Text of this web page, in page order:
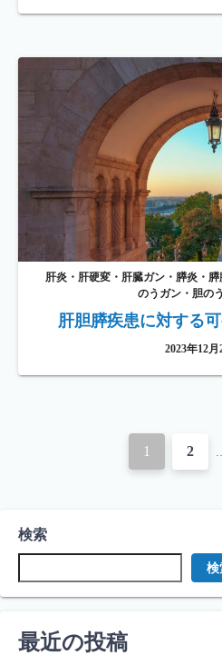
肝炎・肝硬変・肝臓ガン・膵炎・
のうガン・胆の
肝胆膵疾患に対する
2023年12月
ビ
ゲ
シ
1 2
検索
検
最近の投稿